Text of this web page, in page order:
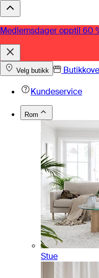
Medlemsdager opptil 60
Velg butikk
Kundeservice
Rom
Stue